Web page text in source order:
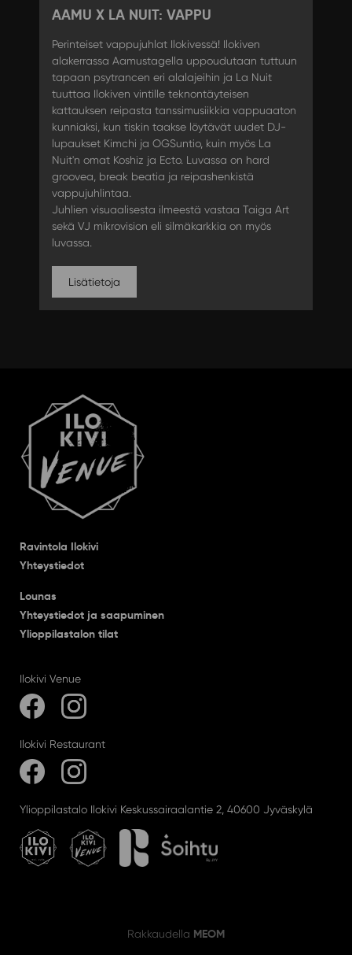
AAMU X LA NUIT: VAPPU
Perinteiset vappujuhlat Ilokivessä! Ilokiven
alakerrassa Aamustagella uppoudutaan tuttuun
tapaan psytrancen eri alalajeihin ja La Nuit
tuuttaa Ilokiven vintille teknontäyteisen
kattauksen reipasta tanssimusiikkia vappuaaton
kunniaksi, kun tiskin taakse löytävät uudet DJ-
lupaukset Kimchi ja OGSuntio, kuin myös La
Nuit'n omat Koshiz ja Ecto. Luvassa on hard
groovea, break beatia ja reipashenkistä
vappujuhlintaa.
Juhlien visuaalisesta ilmeestä vastaa Taiga Art
sekä VJ mikrovision eli silmäkarkkia on myös
luvassa.
Lisätietoja
Ravintola Ilokivi
Yhteystiedot
Lounas
Yhteystiedot ja saapuminen
Ylioppilastalon tilat
Ilokivi Venue
Ilokivi Restaurant
Ylioppilastalo Ilokivi Keskussairaalantie 2, 40600 Jyväskylä
Rakkaudella MEOM